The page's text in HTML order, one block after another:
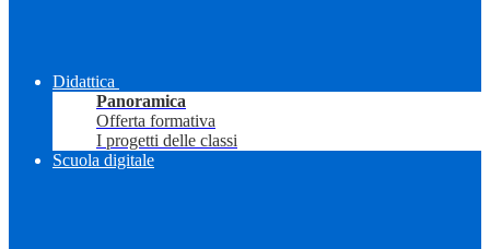
Didattica
Panoramica
Offerta formativa
I progetti delle classi
Scuola digitale